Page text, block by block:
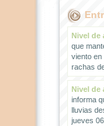
Nivel de
que
viento en
rachas
Nivel de
informa
lluvias
jueves